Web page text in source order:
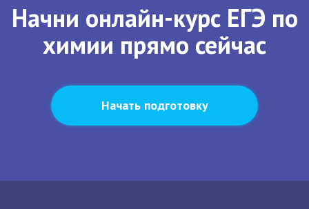
Начни онлайн-курс ЕГЭ по
химии прямо сейчас
Начать подготовку